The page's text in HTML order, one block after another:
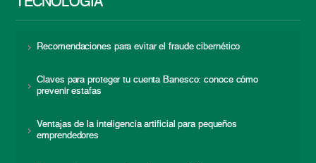
Recomendaciones para evitar el fraude cibernético
Claves para proteger tu cuenta Banesco: conoce cómo
prevenir estafas
Ventajas de la inteligencia artificial para pequeños
emprendedores